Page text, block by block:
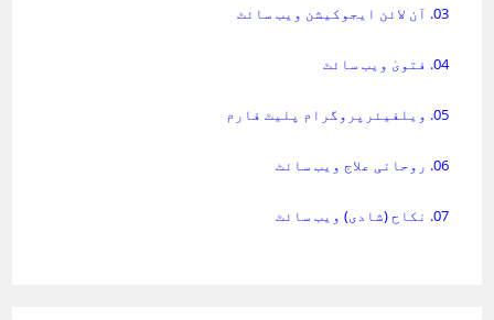
03. آن لائن ایجوکیشن ویب سائٹ
04. فتویٰ ویب سائٹ
05. ویلفیئرپروگرام پلیٹ فارم
06. روحانی علاج ویب سائٹ
07. نکاح (شادی) ویب سائٹ